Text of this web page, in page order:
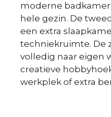
moderne
hele gezin. De
een extra
techniekruimte. De
volledig naar eigen
creatieve
werkplek of extra